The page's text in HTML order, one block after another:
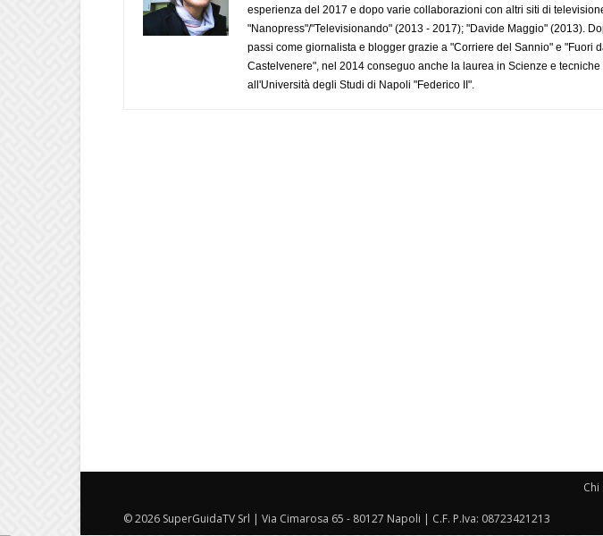
esperienza del 2017 e dopo varie collaborazioni con altri siti di
"Nanopress"/"Televisionando" (2013 - 2017); "Davide Maggio" (2013).
passi come giornalista e blogger grazie a "Corriere del Sannio" e "Fuori
Castelvenere", nel 2014 conseguo anche la laurea in Scienze e
all'Università degli Studi di Napoli "Federico II".
© 2026 SuperGuidaTV Srl | Via Cimarosa 65 - 80127 Napoli | C.F. P.Iva: 08723421213